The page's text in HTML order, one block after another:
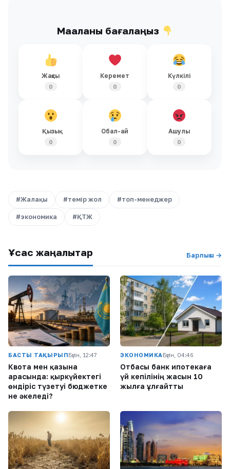
Мақаланы бағалаңыз
Жақсы
0
Керемет
0
Күлкілі
0
Қызық
0
Обал-ай
0
Ашулы
0
#Жалақы #темір жол #топ-менеджер
#экономика #ҚТЖ
Ұқсас жаңалықтар Барлығы →
БАСТЫ ТАҚЫРЫПБүгін, 12:47
Квота мен қазына
арасында: қыркүйектегі
өндіріс түзетуі бюджетке
не әкеледі?
ЭКОНОМИКАБүгін, 04:46
Отбасы банк ипотекаға
үй кепілінің жасын 10
жылға ұлғайтты